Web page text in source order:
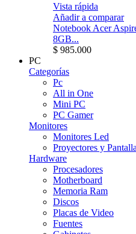
Vista rápida
Añadir a comparar
Notebook Acer
8GB...
$ 985.000
PC
Categorías
Pc
All in One
Mini PC
PC Gamer
Monitores
Monitores Led
Proyectores y
Hardware
Procesadores
Motherboard
Memoria Ram
Discos
Placas de Video
Fuentes